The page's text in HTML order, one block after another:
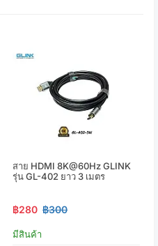
สาย HDMI 8K@60Hz GLINK
รุ่น GL-402 ยาว 3 เมตร
฿280 ฿300
มีสินค้า